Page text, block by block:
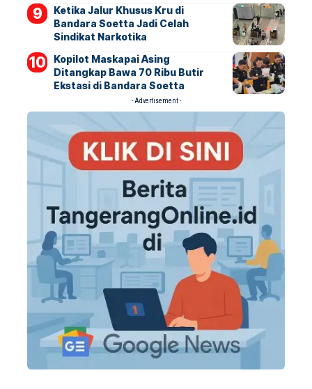
Ketika Jalur Khusus Kru di
Bandara Soetta Jadi Celah
Sindikat Narkotika
Kopilot Maskapai Asing
Ditangkap Bawa 70 Ribu Butir
Ekstasi di Bandara Soetta
- Advertisement -